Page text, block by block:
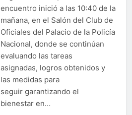
encuentro inició a las 10:40 de la
mañana, en el Salón del Club de
Oficiales del Palacio de la Policía
Nacional, donde se continúan
evaluando las tareas
asignadas, logros obtenidos y
las medidas para
seguir garantizando el
bienestar en…